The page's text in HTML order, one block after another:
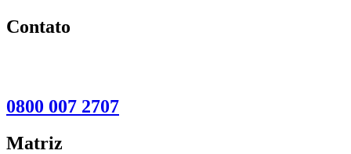
Contato
0800 007 2707
Matriz